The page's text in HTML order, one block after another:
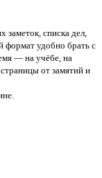
заметок, списка дел,
удобно брать с
— на учёбе, на
от замятий и